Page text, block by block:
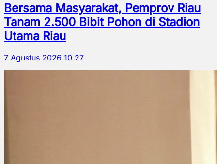
Bersama Masyarakat, Pemprov Riau
Tanam 2.500 Bibit Pohon di Stadion
Utama Riau
7 Agustus 2026 10.27